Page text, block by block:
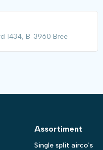
1434, B-3960 Bree
Assortiment
Single split airco's